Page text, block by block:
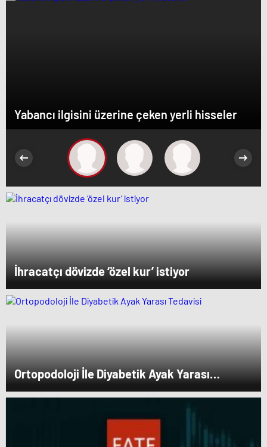
Yabancı ilgisini üzerine çeken yerli hisseler
İhracatçı dövizde ‘özel kur’ istiyor
Ortopodoloji İle Diyabetik Ayak Yarası
Tedavisi